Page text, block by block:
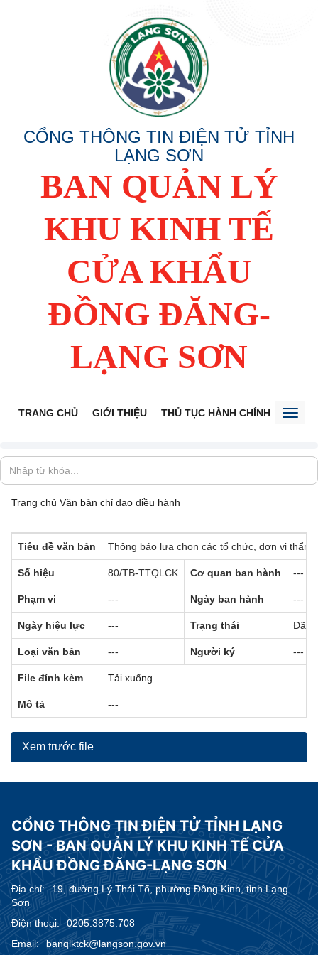
CỔNG THÔNG TIN ĐIỆN TỬ TỈNH
LẠNG SƠN
BAN QUẢN LÝ
KHU KINH TẾ
CỬA KHẨU
ĐỒNG ĐĂNG-
LẠNG SƠN
TRANG CHỦ GIỚI THIỆU THỦ TỤC HÀNH CHÍNH TIẾP
Trang chủ Văn bản chỉ đạo điều hành
Tiêu đề văn bản Thông báo lựa chọn các tổ chức, đơn vị thẩm
Số hiệu 80/TB-TTQLCK Cơ quan ban hành ---
Phạm vi --- Ngày ban hành ---
Ngày hiệu lực --- Trạng thái Đã
Loại văn bản --- Người ký ---
File đính kèm Tải xuống
Mô tả ---
Xem trước file
CỔNG THÔNG TIN ĐIỆN TỬ TỈNH LẠNG
SƠN - BAN QUẢN LÝ KHU KINH TẾ CỬA
KHẨU ĐỒNG ĐĂNG-LẠNG SƠN
Địa chỉ:
19, đường Lý Thái Tổ, phường Đông Kinh, tỉnh Lạng
Sơn
Điện thoại:
0205.3875.708
Email:
banqlktck@langson.gov.vn